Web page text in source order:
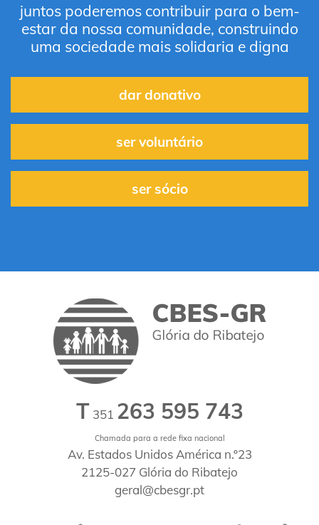
juntos poderemos contribuir para o bem-
estar da nossa comunidade, construindo
uma sociedade mais solidaria e digna
dar donativo
ser voluntário
ser sócio
T 351 263 595 743
Chamada para a rede fixa nacional
Av. Estados Unidos América n.º23
2125-027 Glória do Ribatejo
geral@cbesgr.pt